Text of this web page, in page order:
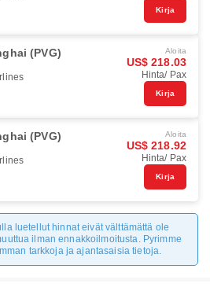
Kirja
(PVG) Aloita
US$ 218.03
Hinta/ Pax
Kirja
(PVG) Aloita
US$ 218.92
Hinta/ Pax
Kirja
luetellut hinnat eivät välttämättä ole
ilman ennakkoilmoitusta. Pyrimme
tarkkoja ja ajantasaisia tietoja.